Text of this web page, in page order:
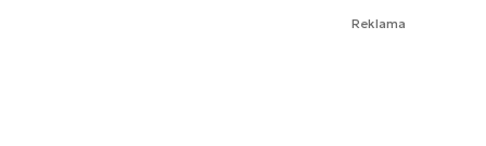
Reklama